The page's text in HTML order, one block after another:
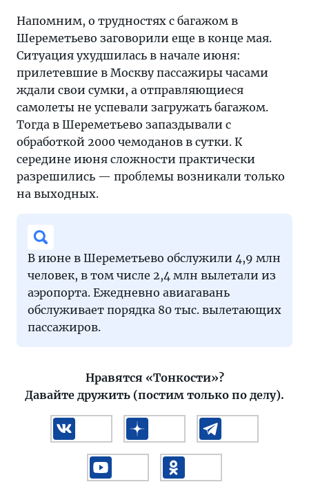
Напомним, о трудностях с багажом в
Шереметьево заговорили еще в конце мая.
Ситуация ухудшилась в начале июня:
прилетевшие в Москву пассажиры часами
ждали свои сумки, а отправляющиеся
самолеты не успевали загружать багажом.
Тогда в Шереметьево запаздывали с
обработкой 2000 чемоданов в сутки. К
середине июня сложности практически
разрешились — проблемы возникали только
на выходных.
В июне в Шереметьево обслужили 4,9 млн
человек, в том числе 2,4 млн вылетали из
аэропорта. Ежедневно авиагавань
обслуживает порядка 80 тыс. вылетающих
пассажиров.
Нравятся «Тонкости»?
Давайте дружить (постим только по делу).